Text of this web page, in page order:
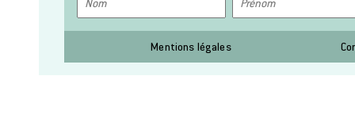
Mentions légales